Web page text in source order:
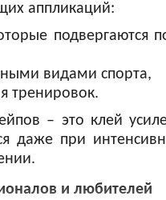
аппликаций:
видами спорта,
тренировок.
– это клей
даже при
и любителей